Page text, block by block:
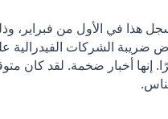
هذا في الأول من فبراير،
ضريبة الشركات الفيدرالية
من يونيو 2023، أي أقل بقليل من 18 شهرًا. إنها